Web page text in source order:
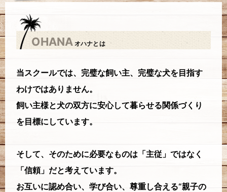
OHANA オハナとは
当スクールでは、完璧な飼い主、完璧な犬を目指す
わけではありません。
飼い主様と犬の双方に安心して暮らせる関係づくり
を目標にしています。
そして、そのために必要なものは「主従」ではなく
「信頼」だと考えています。
お互いに認め合い、学び合い、尊重し合える“親子の